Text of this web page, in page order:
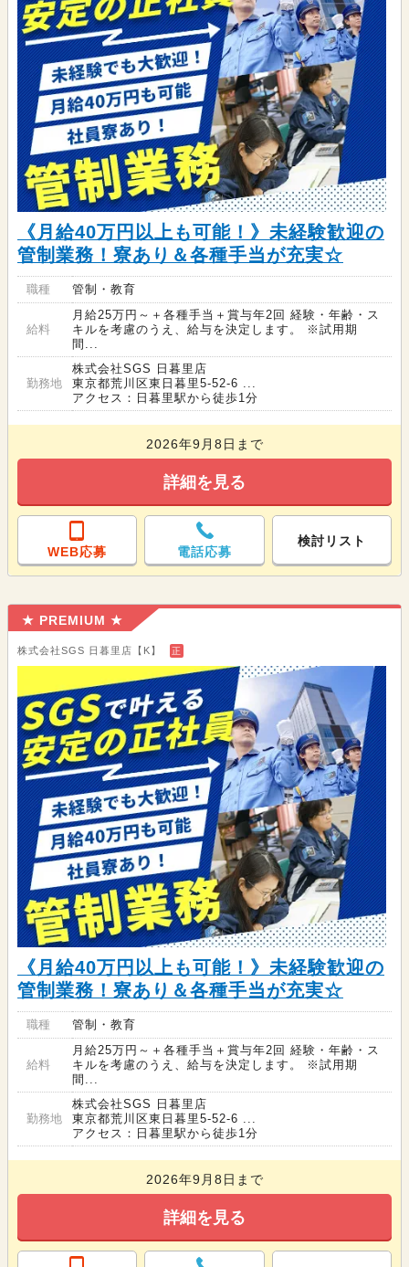
《月給40万円以上も可能！》未経験歓迎の
管制業務！寮あり＆各種手当が充実☆
職種 管制・教育
給料
月給25万円～＋各種手当＋賞与年2回 経験・年齢・ス
キルを考慮のうえ、給与を決定します。 ※試用期
間...
勤務地
株式会社SGS 日暮里店
東京都荒川区東日暮里5-52-6 ...
アクセス：日暮里駅から徒歩1分
2026年9月8日まで
詳細を見る
WEB応募 電話応募
検討リスト
★ PREMIUM ★
株式会社SGS 日暮里店【K】 正
《月給40万円以上も可能！》未経験歓迎の
管制業務！寮あり＆各種手当が充実☆
職種 管制・教育
給料
月給25万円～＋各種手当＋賞与年2回 経験・年齢・ス
キルを考慮のうえ、給与を決定します。 ※試用期
間...
勤務地
株式会社SGS 日暮里店
東京都荒川区東日暮里5-52-6 ...
アクセス：日暮里駅から徒歩1分
2026年9月8日まで
詳細を見る